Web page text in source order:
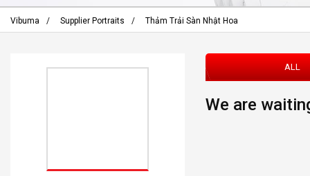
Vibuma Supplier Portraits Thảm Trải Sàn Nhật Hoa
ALL
We are